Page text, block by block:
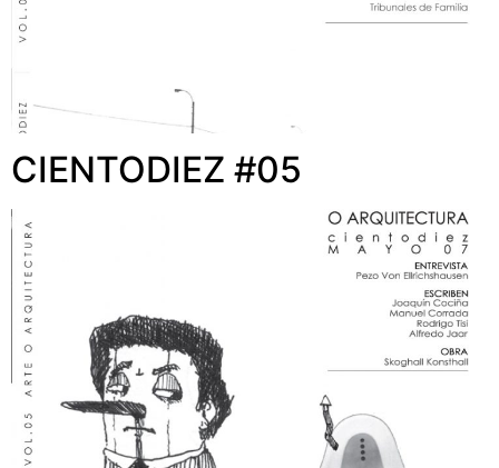
CIENTODIEZ #05